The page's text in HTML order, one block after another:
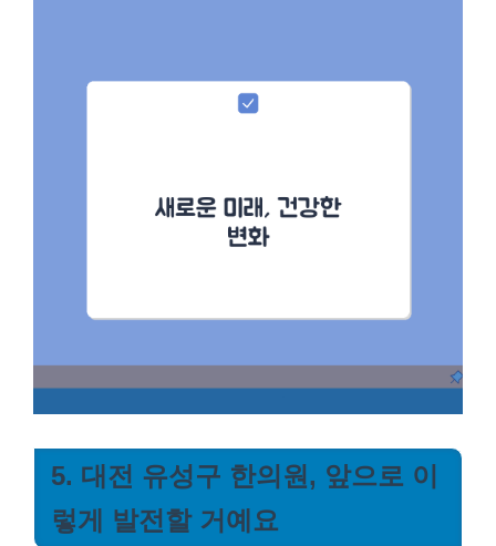
5. 대전 유성구 한의원, 앞으로 이
렇게 발전할 거예요